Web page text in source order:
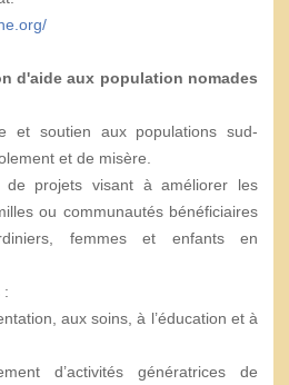
d'aide aux population nomades
et soutien aux populations sud-
et de misère.
de projets visant à améliorer les
ou communautés bénéficiaires
femmes et enfants en
:
aux soins, à l’éducation et à
d’activités génératrices de